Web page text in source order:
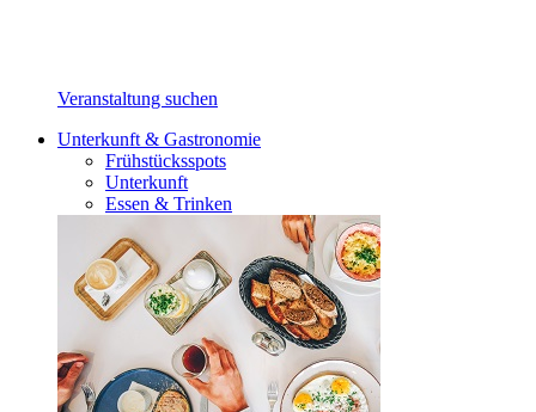
Veranstaltung suchen
Unterkunft & Gastronomie
Frühstücksspots
Unterkunft
Essen & Trinken